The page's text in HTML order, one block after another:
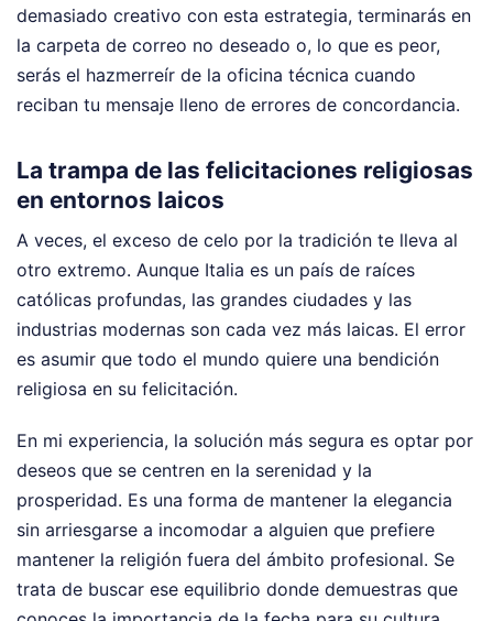
demasiado creativo con esta estrategia, terminarás en
la carpeta de correo no deseado o, lo que es peor,
serás el hazmerreír de la oficina técnica cuando
reciban tu mensaje lleno de errores de concordancia.
La trampa de las felicitaciones religiosas
en entornos laicos
A veces, el exceso de celo por la tradición te lleva al
otro extremo. Aunque Italia es un país de raíces
católicas profundas, las grandes ciudades y las
industrias modernas son cada vez más laicas. El error
es asumir que todo el mundo quiere una bendición
religiosa en su felicitación.
En mi experiencia, la solución más segura es optar por
deseos que se centren en la serenidad y la
prosperidad. Es una forma de mantener la elegancia
sin arriesgarse a incomodar a alguien que prefiere
mantener la religión fuera del ámbito profesional. Se
trata de buscar ese equilibrio donde demuestras que